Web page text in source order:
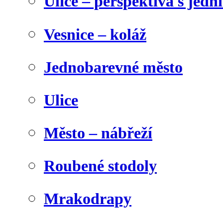
Vesnice – koláž
Jednobarevné město
Ulice
Město – nábřeží
Roubené stodoly
Mrakodrapy